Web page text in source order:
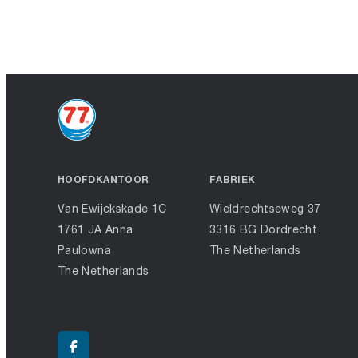
HOOFDKANTOOR
Van Ewijckskade 1C
1761 JA Anna
Paulowna
The Netherlands
FABRIEK
Wieldrechtseweg 37
3316 BG Dordrecht
The Netherlands